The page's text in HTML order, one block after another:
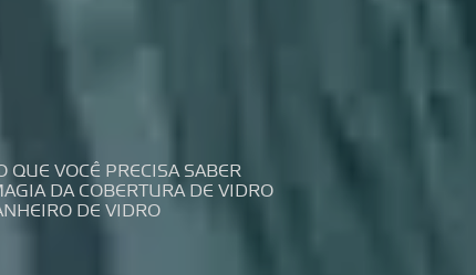
QUE VOCÊ PRECISA SABER
DA COBERTURA DE VIDRO
DE VIDRO